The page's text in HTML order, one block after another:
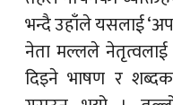
भन्दै उहाँले यसलाई
नेता मल्लले नेतृत्वलाई
दिइने भाषण र